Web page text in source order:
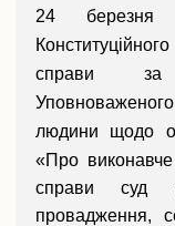
24 березня
справи за
людини щодо
«Про
справи суд
провадження,